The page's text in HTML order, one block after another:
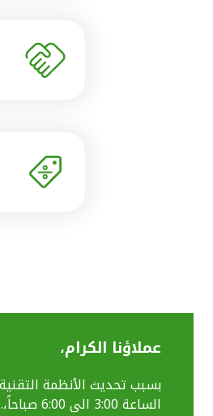
عملاؤنا الكرام،
الساعة 3:00 الى 6:00 صباحاً،.